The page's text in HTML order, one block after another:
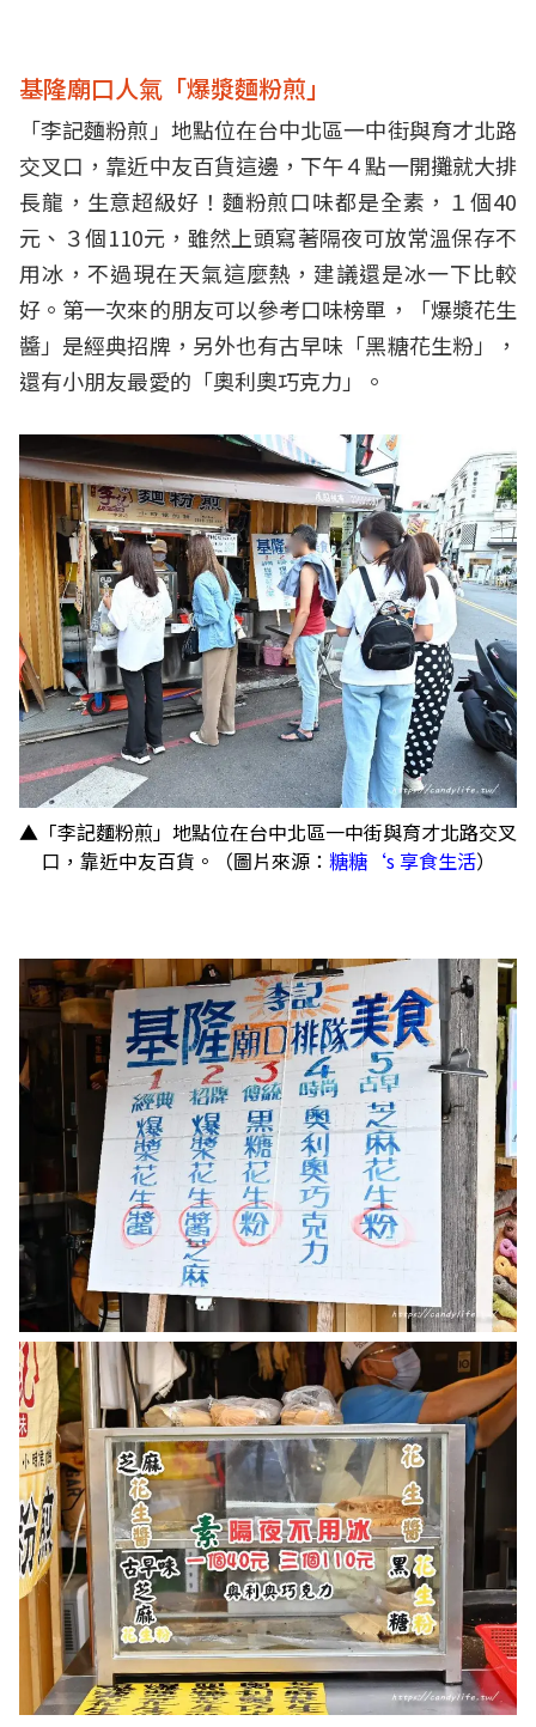
基隆廟口人氣「爆漿麵粉煎」
「李記麵粉煎」地點位在台中北區一中街與育才北路
交叉口，靠近中友百貨這邊，下午４點一開攤就大排
長龍，生意超級好！麵粉煎口味都是全素，１個40
元、３個110元，雖然上頭寫著隔夜可放常溫保存不
用冰，不過現在天氣這麼熱，建議還是冰一下比較
好。第一次來的朋友可以參考口味榜單，「爆漿花生
醬」是經典招牌，另外也有古早味「黑糖花生粉」，
還有小朋友最愛的「奧利奧巧克力」。
▲「李記麵粉煎」地點位在台中北區一中街與育才北路交叉
口，靠近中友百貨。（圖片來源： 糖糖‘s 享食生活）